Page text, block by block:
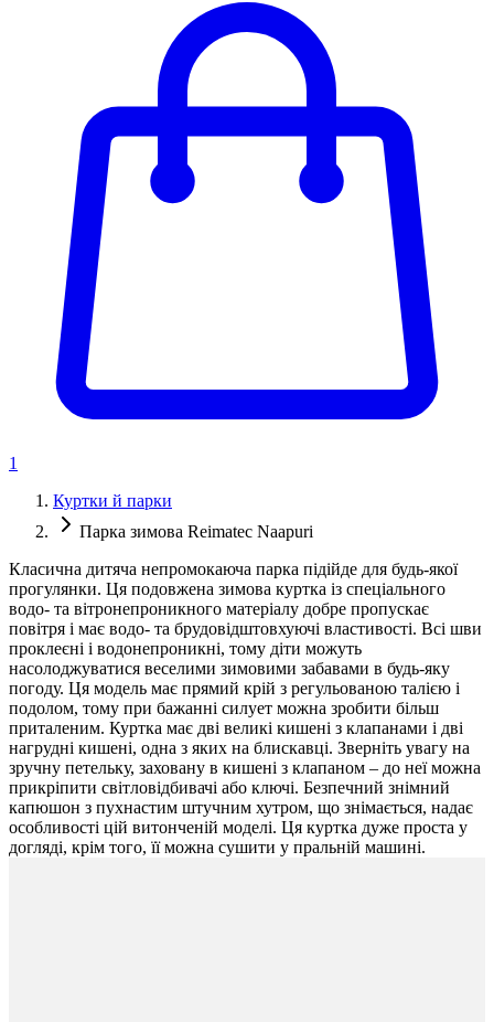
1
Куртки й парки
Парка зимова Reimatec Naapuri
Класична дитяча непромокаюча парка підійде для будь-якої
прогулянки. Ця подовжена зимова куртка із спеціального
водо- та вітронепроникного матеріалу добре пропускає
повітря і має водо- та брудовідштовхуючі властивості. Всі шви
проклеєні і водонепроникні, тому діти можуть
насолоджуватися веселими зимовими забавами в будь-яку
погоду. Ця модель має прямий крій з регульованою талією і
подолом, тому при бажанні силует можна зробити більш
приталеним. Куртка має дві великі кишені з клапанами і дві
нагрудні кишені, одна з яких на блискавці. Зверніть увагу на
зручну петельку, заховану в кишені з клапаном – до неї можна
прикріпити світловідбивачі або ключі. Безпечний знімний
капюшон з пухнастим штучним хутром, що знімається, надає ​​
особливості цій витонченій моделі. Ця куртка дуже проста у
догляді, крім того, її можна сушити у пральній машині.